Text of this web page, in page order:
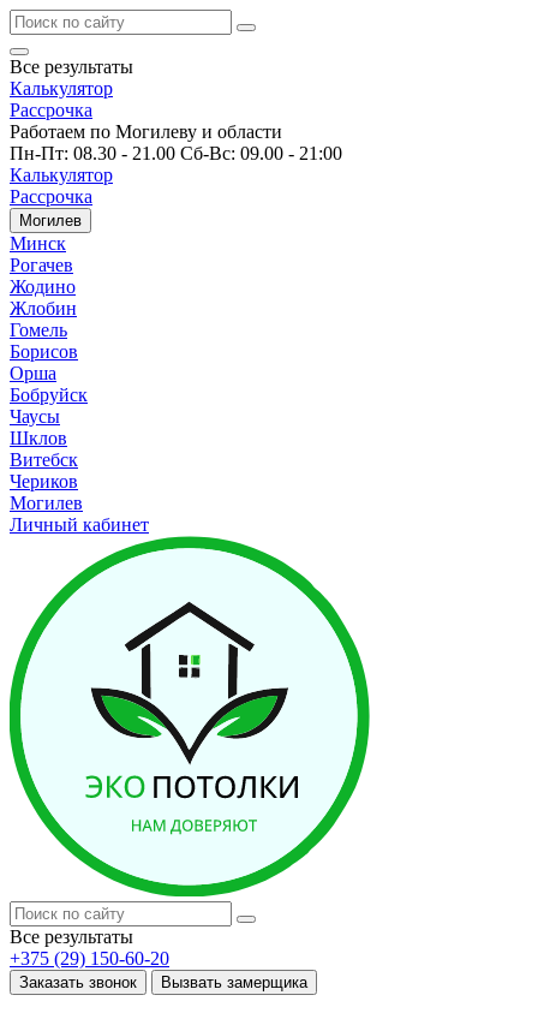
Все результаты
Калькулятор
Рассрочка
Работаем по Могилеву и области
Пн-Пт: 08.30 - 21.00 Сб-Вс: 09.00 - 21:00
Калькулятор
Рассрочка
Могилев
Минск
Рогачев
Жодино
Жлобин
Гомель
Борисов
Орша
Бобруйск
Чаусы
Шклов
Витебск
Чериков
Могилев
Личный кабинет
Все результаты
+375 (29) 150-60-20
Заказать звонок Вызвать замерщика